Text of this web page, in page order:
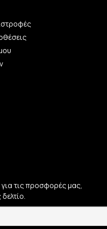
για τις προσφορές μας,